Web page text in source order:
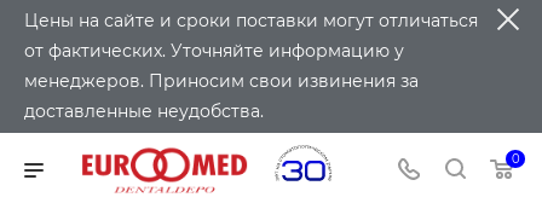
Цены на сайте и сроки поставки могут отличаться
от фактических. Уточняйте информацию у
менеджеров. Приносим свои извинения за
доставленные неудобства.
0